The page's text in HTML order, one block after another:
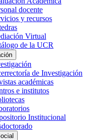
docente
y recursos
Virtual
de la UCR
de Investigación
académicas
e institutos
Institucional